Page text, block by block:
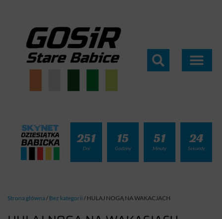
251
Dni
15
Godziny
51
Minuty
23
Sekundy
Strona główna/ Bez kategorii / HULAJ NOGĄ NA WAKACJACH